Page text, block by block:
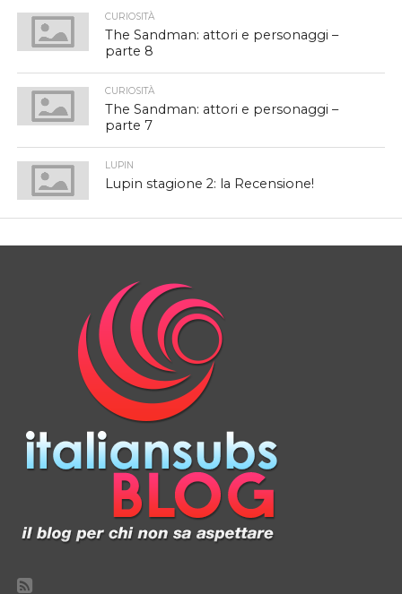
CURIOSITÀ
The Sandman: attori e personaggi –
parte 8
CURIOSITÀ
The Sandman: attori e personaggi –
parte 7
LUPIN
Lupin stagione 2: la Recensione!